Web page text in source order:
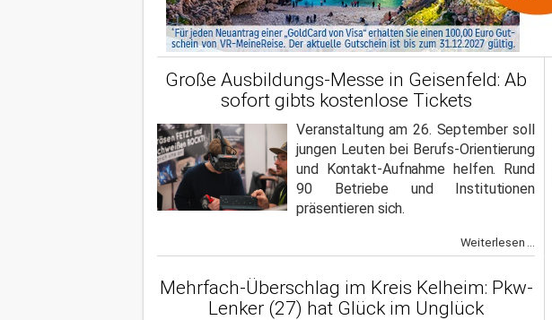
Große Ausbildungs-Messe in Geisenfeld: Ab
sofort gibts kostenlose Tickets
Veranstaltung am 26. September soll
jungen Leuten bei Berufs-Orientierung
und Kontakt-Aufnahme helfen. Rund
90 Betriebe und Institutionen
präsentieren sich.
Weiterlesen ...
Mehrfach-Überschlag im Kreis Kelheim: Pkw-
Lenker (27) hat Glück im Unglück